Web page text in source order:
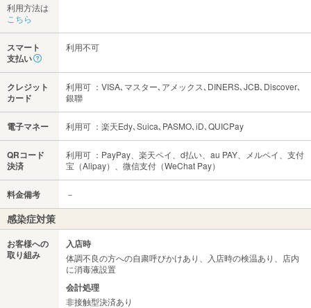
利用方法は
こちら
スマート
支払い
利用不可
クレジット
カード
利用可 ：VISA､マスター､アメックス､DINERS､JCB､Discover､
銀聯
電子マネー 利用可 ：楽天Edy､Suica､PASMO､iD､QUICPay
QRコード
決済
利用可 ：PayPay、楽天ペイ、d払い、au PAY、メルペイ、支付
宝（Alipay）、微信支付（WeChat Pay）
料金備考 －
感染症対策
お客様への
取り組み
入店時
体調不良の方への自粛呼びかけあり、入店時の検温あり、店内
に消毒液設置
会計処理
非接触型決済あり